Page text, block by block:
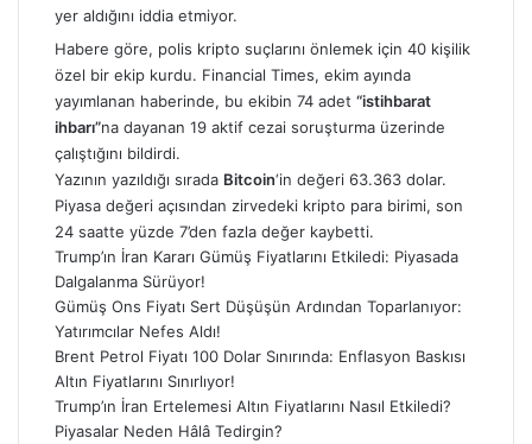
yer aldığını iddia etmiyor.
Habere göre, polis kripto suçlarını önlemek için 40 kişilik
özel bir ekip kurdu. Financial Times, ekim ayında
yayımlanan haberinde, bu ekibin 74 adet “istihbarat
ihbarı”na dayanan 19 aktif cezai soruşturma üzerinde
çalıştığını bildirdi.
Yazının yazıldığı sırada Bitcoin‘in değeri 63.363 dolar.
Piyasa değeri açısından zirvedeki kripto para birimi, son
24 saatte yüzde 7’den fazla değer kaybetti.
Trump’ın İran Kararı Gümüş Fiyatlarını Etkiledi: Piyasada
Dalgalanma Sürüyor!
Gümüş Ons Fiyatı Sert Düşüşün Ardından Toparlanıyor:
Yatırımcılar Nefes Aldı!
Brent Petrol Fiyatı 100 Dolar Sınırında: Enflasyon Baskısı
Altın Fiyatlarını Sınırlıyor!
Trump’ın İran Ertelemesi Altın Fiyatlarını Nasıl Etkiledi?
Piyasalar Neden Hâlâ Tedirgin?